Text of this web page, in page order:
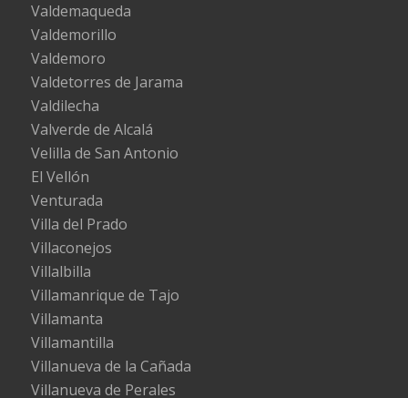
Valdemaqueda
Valdemorillo
Valdemoro
Valdetorres de Jarama
Valdilecha
Valverde de Alcalá
Velilla de San Antonio
El Vellón
Venturada
Villa del Prado
Villaconejos
Villalbilla
Villamanrique de Tajo
Villamanta
Villamantilla
Villanueva de la Cañada
Villanueva de Perales